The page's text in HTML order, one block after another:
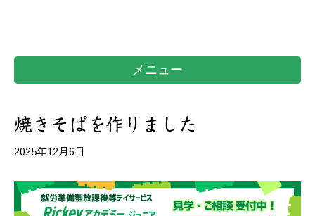
メニュー
焼きそばを作りました
2025年12月6日